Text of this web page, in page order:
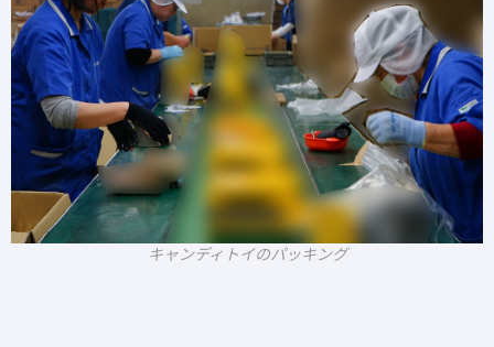
キャンディトイのパッキング